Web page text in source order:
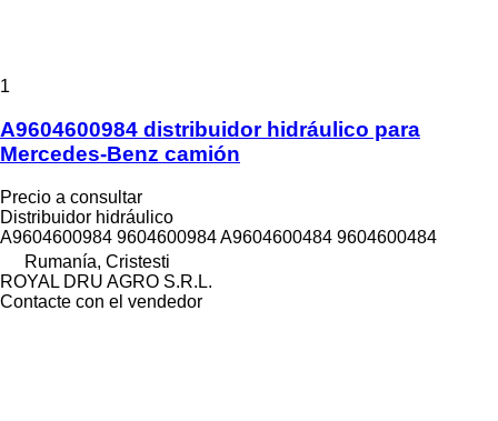
1
A9604600984 distribuidor hidráulico para
Mercedes-Benz camión
Precio a consultar
Distribuidor hidráulico
A9604600984 9604600984 A9604600484 9604600484
Rumanía, Cristesti
ROYAL DRU AGRO S.R.L.
Contacte con el vendedor